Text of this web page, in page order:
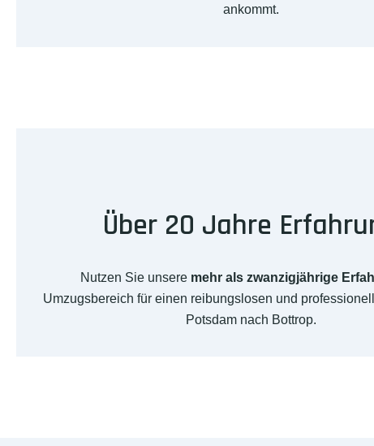
ankommt.
Über 20 Jahre
Nutzen Sie unsere mehr als zwanzigjährige
Umzugsbereich für einen reibungslosen und
Potsdam nach Bottrop.